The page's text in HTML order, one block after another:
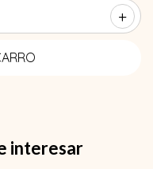
+
interesar